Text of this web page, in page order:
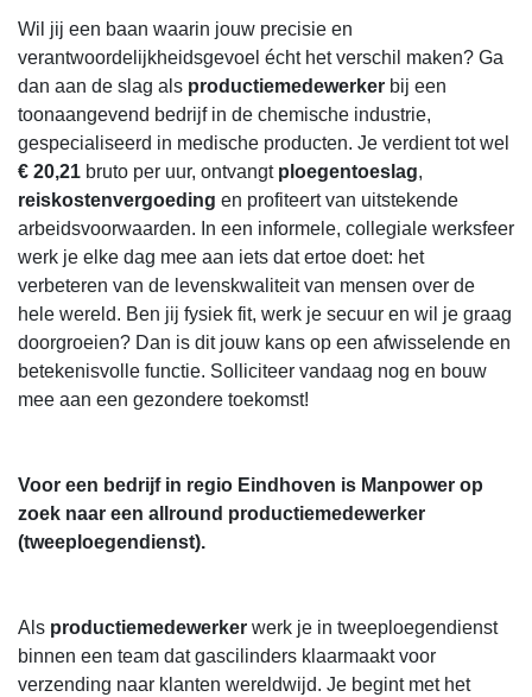
Wil jij een baan waarin jouw precisie en
verantwoordelijkheidsgevoel écht het verschil maken? Ga
dan aan de slag als productiemedewerker bij een
toonaangevend bedrijf in de chemische industrie,
gespecialiseerd in medische producten. Je verdient tot wel
€ 20,21 bruto per uur, ontvangt ploegentoeslag,
reiskostenvergoeding en profiteert van uitstekende
arbeidsvoorwaarden. In een informele, collegiale werksfeer
werk je elke dag mee aan iets dat ertoe doet: het
verbeteren van de levenskwaliteit van mensen over de
hele wereld. Ben jij fysiek fit, werk je secuur en wil je graag
doorgroeien? Dan is dit jouw kans op een afwisselende en
betekenisvolle functie. Solliciteer vandaag nog en bouw
mee aan een gezondere toekomst!
Voor een bedrijf in regio Eindhoven is Manpower op
zoek naar een allround productiemedewerker
(tweeploegendienst).
Als productiemedewerker werk je in tweeploegendienst
binnen een team dat gascilinders klaarmaakt voor
verzending naar klanten wereldwijd. Je begint met het